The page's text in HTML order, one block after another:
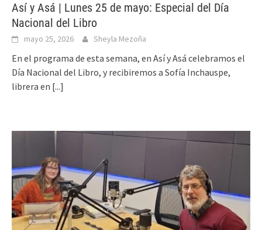
Así y Asá | Lunes 25 de mayo: Especial del Día
Nacional del Libro
mayo 25, 2026 Sheyla Mezoña
En el programa de esta semana, en Así y Asá celebramos el
Día Nacional del Libro, y recibiremos a Sofía Inchauspe,
librera en [...]